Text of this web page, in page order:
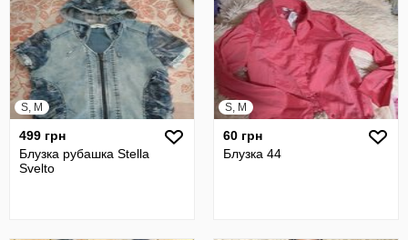
S, M
499 грн
Блузка рубашка Stella
Svelto
S, M
60 грн
Блузка 44